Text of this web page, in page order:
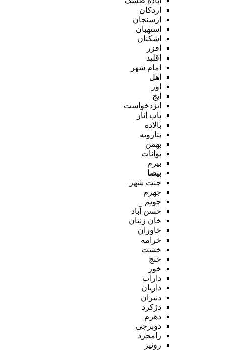
اردکان
ارسنجان
استهبان
اشکنان
افزر
اقلید
امام شهر
اهل
اوز
ایج
ایزدخواست
باب انار
بالاده
بنارویه
بهمن
بوانات
بیرم
بیضا
جنت شهر
جهرم
جویم
حسن آباد
خان زنیان
خاوران
خرامه
خشت
خنج
خور
داراب
داریان
دبیران
دژکرد
دهرم
دوبرجی
رامجرد
رونیز